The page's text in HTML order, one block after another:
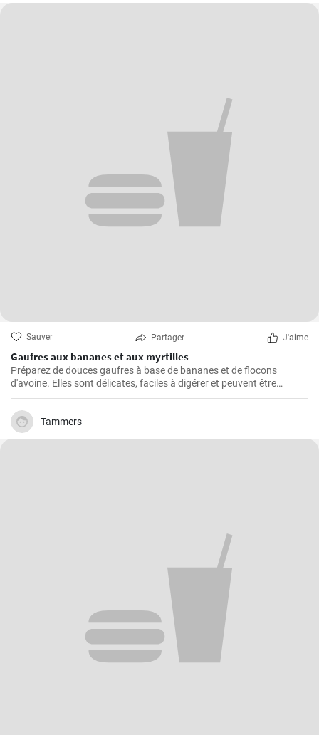
Sauver Partager J'aime
Gaufres aux bananes et aux myrtilles
Préparez de douces gaufres à base de bananes et de flocons
d'avoine. Elles sont délicates, faciles à digérer et peuvent être
servies par exemple avec des myrtilles fraîches et du sirop de
myrtille.
Tammers